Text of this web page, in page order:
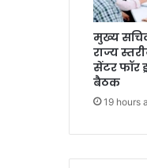
मुख्य
राज्य
सेंटर फॉर
बैठक
19 hours